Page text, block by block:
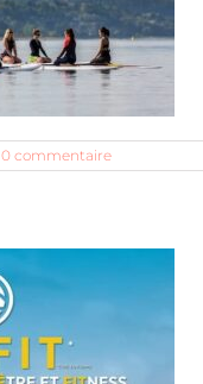
0 commentaire